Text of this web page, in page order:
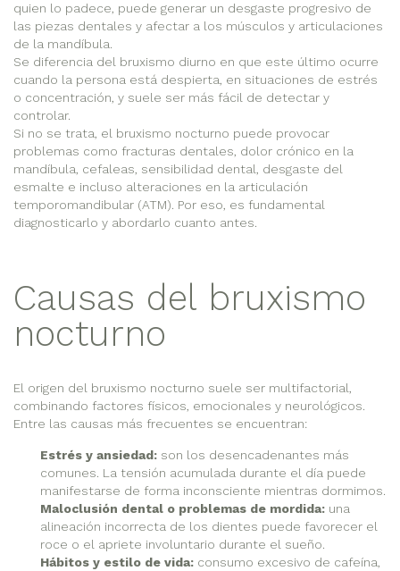
quien lo padece, puede generar un desgaste progresivo de
las piezas dentales y afectar a los músculos y articulaciones
de la mandíbula.
Se diferencia del bruxismo diurno en que este último ocurre
cuando la persona está despierta, en situaciones de estrés
o concentración, y suele ser más fácil de detectar y
controlar.
Si no se trata, el bruxismo nocturno puede provocar
problemas como fracturas dentales, dolor crónico en la
mandíbula, cefaleas, sensibilidad dental, desgaste del
esmalte e incluso alteraciones en la articulación
temporomandibular (ATM). Por eso, es fundamental
diagnosticarlo y abordarlo cuanto antes.
Causas del bruxismo
nocturno
El origen del bruxismo nocturno suele ser multifactorial,
combinando factores físicos, emocionales y neurológicos.
Entre las causas más frecuentes se encuentran:
Estrés y ansiedad: son los desencadenantes más
comunes. La tensión acumulada durante el día puede
manifestarse de forma inconsciente mientras dormimos.
Maloclusión dental o problemas de mordida: una
alineación incorrecta de los dientes puede favorecer el
roce o el apriete involuntario durante el sueño.
Hábitos y estilo de vida: consumo excesivo de cafeína,